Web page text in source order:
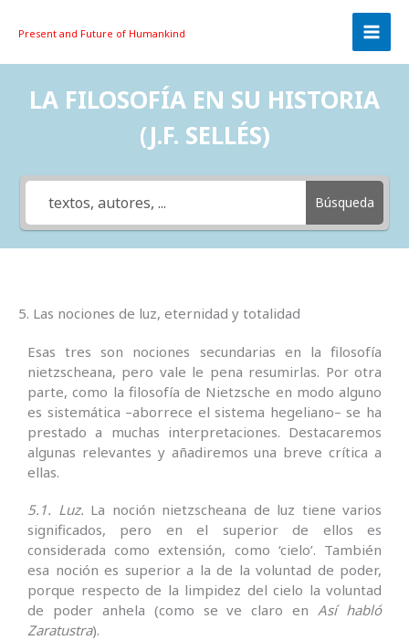
Present and Future of Humankind
LA FILOSOFÍA EN SU HISTORIA
(J.F. SELLÉS)
Búsqueda
5. Las nociones de luz, eternidad y totalidad
Esas tres son nociones secundarias en la filosofía
nietzscheana, pero vale le pena resumirlas. Por otra
parte, como la filosofía de Nietzsche en modo alguno
es sistemática –aborrece el sistema hegeliano– se ha
prestado a muchas interpretaciones. Destacaremos
algunas relevantes y añadiremos una breve crítica a
ellas.
5.1. Luz. La noción nietzscheana de luz tiene varios
significados, pero en el superior de ellos es
considerada como extensión, como ‘cielo’. Tam­bién
esa noción es superior a la de la voluntad de poder,
porque respecto de la limpidez del cielo la voluntad
de poder anhela (como se ve claro en Así habló
Zaratustra).